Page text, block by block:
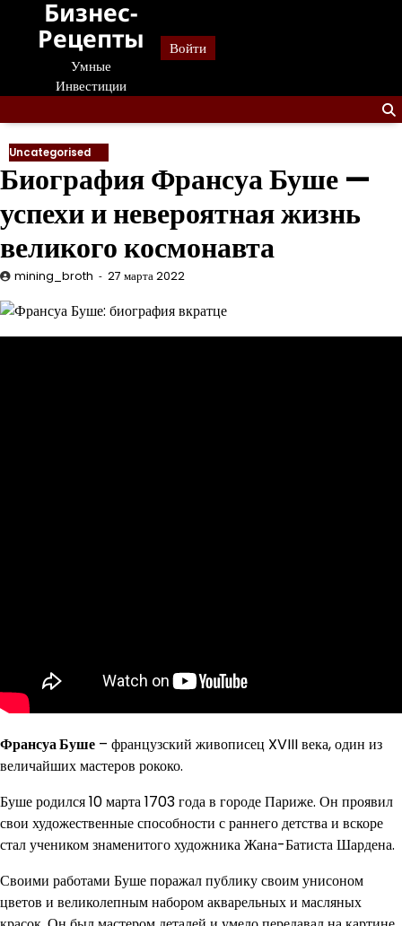
Перейти
содержанию
Бизнес-
Рецепты
Умные
Инвестиции
Войти
Uncategorised
Биография Франсуа Буше —
успехи и невероятная жизнь
великого космонавта
mining_broth 27 марта 2022
Франсуа Буше – французский живописец XVIII века, один из
величайших мастеров рококо.
Буше родился 10 марта 1703 года в городе Париже. Он проявил
свои художественные способности с раннего детства и вскоре
стал учеником знаменитого художника Жана-Батиста Шардена.
Своими работами Буше поражал публику своим унисоном
цветов и великолепным набором акварельных и масляных